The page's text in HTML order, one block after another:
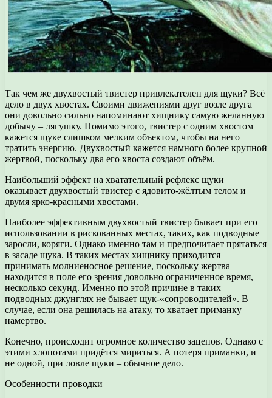
Так чем же двухвостый твистер привлекателен для щуки? Всё
дело в двух хвостах. Своими движениями друг возле друга
они довольно сильно напоминают хищнику самую желанную
добычу – лягушку. Помимо этого, твистер с одним хвостом
кажется щуке слишком мелким объектом, чтобы на него
тратить энергию. Двухвостый кажется намного более крупной
жертвой, поскольку два его хвоста создают объём.
Наибольший эффект на хватательный рефлекс щуки
оказывает двухвостый твистер с ядовито-жёлтым телом и
двумя ярко-красными хвостами.
Наиболее эффективным двухвостый твистер бывает при его
использовании в рискованных местах, таких, как подводные
заросли, коряги. Однако именно там и предпочитает прятаться
в засаде щука. В таких местах хищнику приходится
принимать молниеносное решение, поскольку жертва
находится в поле его зрения довольно ограниченное время,
несколько секунд. Именно по этой причине в таких
подводных джунглях не бывает щук-«сопроводителей». В
случае, если она решилась на атаку, то хватает приманку
намертво.
Конечно, происходит огромное количество зацепов. Однако с
этими хлопотами придётся мириться. А потеря приманки, и
не одной, при ловле щуки – обычное дело.
Особенности проводки